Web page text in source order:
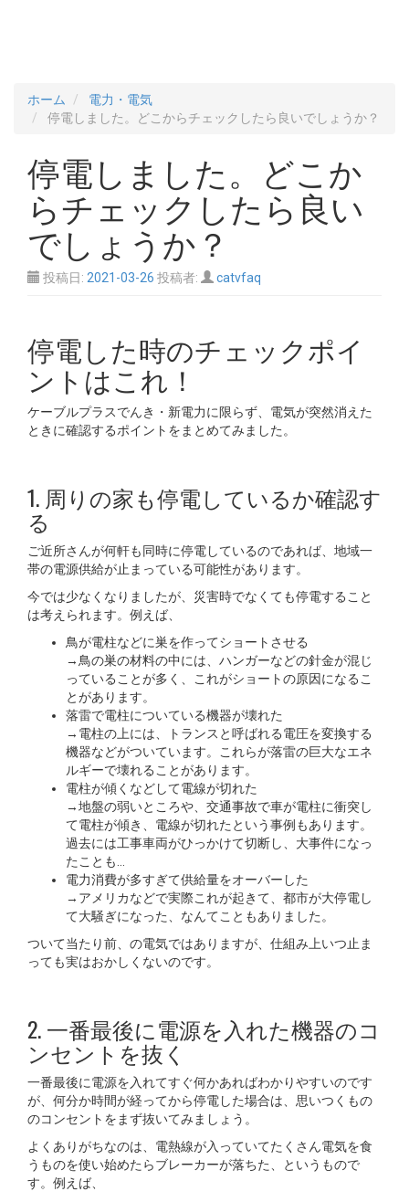
ホーム
電力・電気
停電しました。どこからチェックしたら良いでしょうか？
停電しました。どこか
らチェックしたら良い
でしょうか？
投稿日: 2021-03-26 投稿者: catvfaq
停電した時のチェックポイ
ントはこれ！
ケーブルプラスでんき・新電力に限らず、電気が突然消えた
ときに確認するポイントをまとめてみました。
1. 周りの家も停電しているか確認す
る
ご近所さんが何軒も同時に停電しているのであれば、地域一
帯の電源供給が止まっている可能性があります。
今では少なくなりましたが、災害時でなくても停電すること
は考えられます。例えば、
鳥が電柱などに巣を作ってショートさせる
→鳥の巣の材料の中には、ハンガーなどの針金が混じ
っていることが多く、これがショートの原因になるこ
とがあります。
落雷で電柱についている機器が壊れた
→電柱の上には、トランスと呼ばれる電圧を変換する
機器などがついています。これらが落雷の巨大なエネ
ルギーで壊れることがあります。
電柱が傾くなどして電線が切れた
→地盤の弱いところや、交通事故で車が電柱に衝突し
て電柱が傾き、電線が切れたという事例もあります。
過去には工事車両がひっかけて切断し、大事件になっ
たことも…
電力消費が多すぎて供給量をオーバーした
→アメリカなどで実際これが起きて、都市が大停電し
て大騒ぎになった、なんてこともありました。
ついて当たり前、の電気ではありますが、仕組み上いつ止ま
っても実はおかしくないのです。
2. 一番最後に電源を入れた機器のコ
ンセントを抜く
一番最後に電源を入れてすぐ何かあればわかりやすいのです
が、何分か時間が経ってから停電した場合は、思いつくもの
のコンセントをまず抜いてみましょう。
よくありがちなのは、電熱線が入っていてたくさん電気を食
うものを使い始めたらブレーカーが落ちた、というもので
す。例えば、